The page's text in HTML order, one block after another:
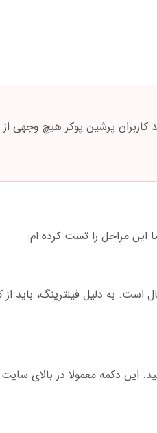
گردآوری شده در مارس 2025 نشان می دهد 32 درصد
این مراحل را تست کرده ام:
به دلیل فیلترینگ، باید از
این دکمه معمولا در بالای